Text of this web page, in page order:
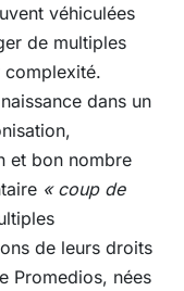
véhiculées
de multiples
dans un
et bon nombre
« coup de
de leurs droits
Promedios, nées